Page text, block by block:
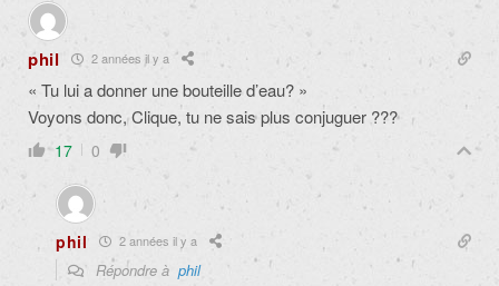
phil 2 années il y a
« Tu lui a donner une bouteille d’eau? »
Voyons donc, Clique, tu ne sais plus conjuguer ???
17 0
phil 2 années il y a
Répondre à phil